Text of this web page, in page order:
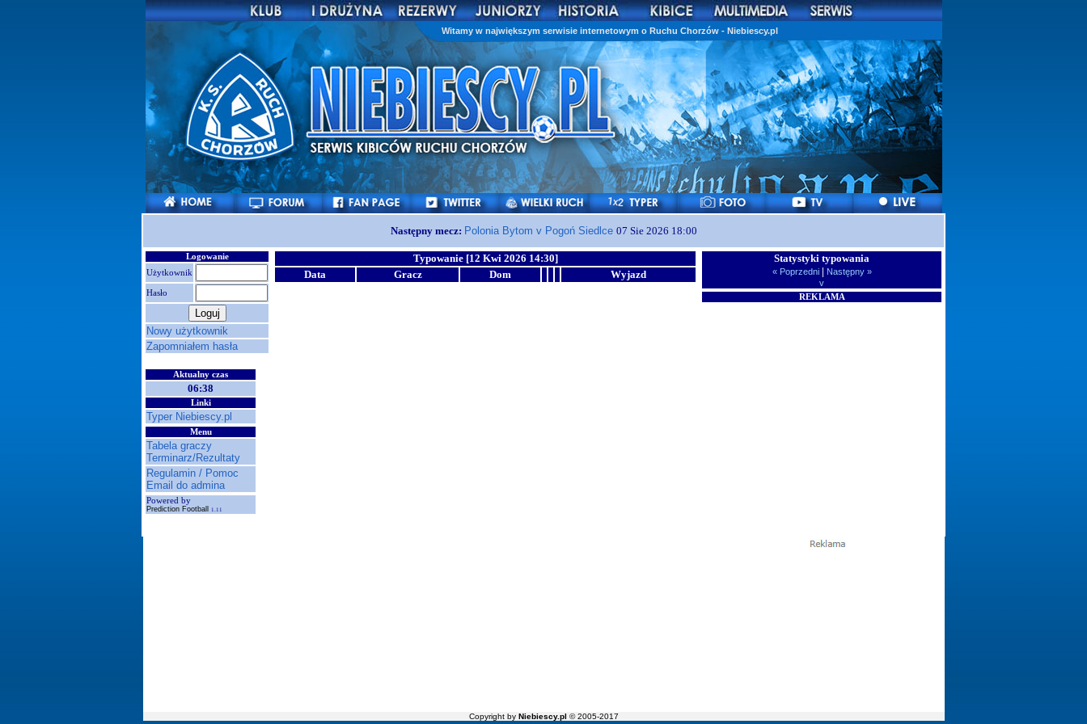
Witamy w największym serwisie internetowym o Ruchu Chorzów - Niebiescy.pl
Następny mecz: Polonia Bytom v Pogoń Siedlce 07 Sie 2026 18:00
Logowanie
Użytkownik
Hasło
Nowy użytkownik
Zapomniałem hasła
Aktualny czas
06:38
Linki
Typer Niebiescy.pl
Menu
Tabela graczy
Terminarz/Rezultaty
Regulamin / Pomoc
Email do admina
Powered by
Prediction Football 1.11
Typowanie [12 Kwi 2026 14:30]
Data
Gracz Dom Wyjazd
Statystyki typowania
« Poprzedni | Następny »
v
REKLAMA
Copyright by Niebiescy.pl © 2005-2017